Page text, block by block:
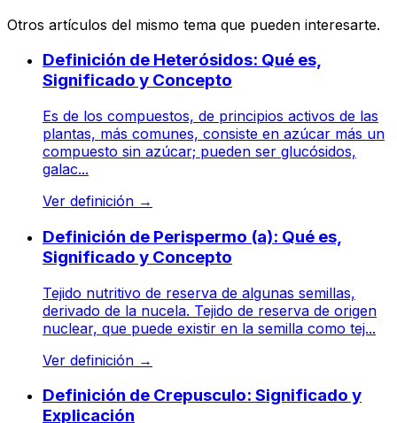
Otros artículos del mismo tema que pueden interesarte.
Definición de Heterósidos: Qué es,
Significado y Concepto
Es de los compuestos, de principios activos de las
plantas, más comunes, consiste en azúcar más un
compuesto sin azúcar; pueden ser glucósidos,
galac...
Ver definición →
Definición de Perispermo (a): Qué es,
Significado y Concepto
Tejido nutritivo de reserva de algunas semillas,
derivado de la nucela. Tejido de reserva de origen
nuclear, que puede existir en la semilla como tej...
Ver definición →
Definición de Crepusculo: Significado y
Explicación